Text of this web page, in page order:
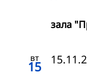
зала
вт
15